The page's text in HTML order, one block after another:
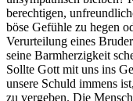
berechtigen,
böse Gefühle zu hegen
Verurteilung eines
seine Barmherzigkeit
Sollte Gott mit uns ins
unsere Schuld immens
zu vergeben. Die